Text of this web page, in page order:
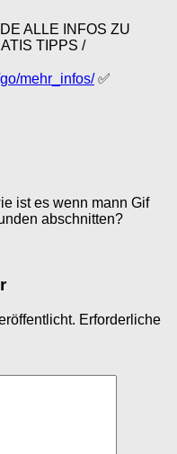
ALLE INFOS ZU
TIPPS /
mehr_infos/✅
ist es wenn mann Gif
abschnitten?
Erforderliche